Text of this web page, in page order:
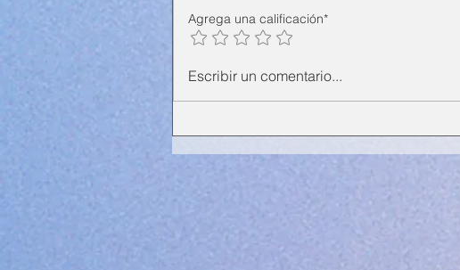
Agrega una calificación*
Escribir un comentario...